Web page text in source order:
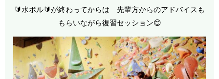
🔰水ボル🔰が終わってからは 先輩方からのアドバイスも
もらいながら復習セッション😊